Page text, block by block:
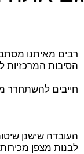
רבים מאיתנו
הסיבות המרכזיות
חייבים להשתחרר
העובדה שישנן
לבנות מצפן